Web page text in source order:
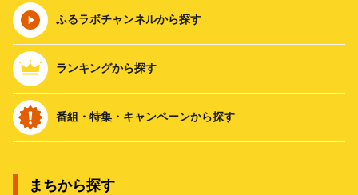
ふるラボチャンネルから探す
ランキングから探す
番組・特集・キャンペーンから探す
まちから探す